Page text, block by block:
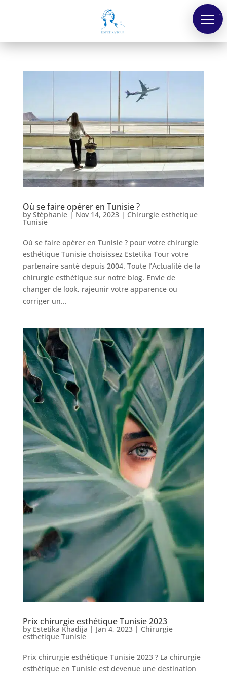
Nos
Tarifs
Nos
chirurgies
Obésité
Nos
chirurgiens
FAQ
Services
cliniques
Nos
articles
Avant
/
Après
Devis
Gratuit
Où se faire opérer en Tunisie ?
by Stéphanie| Nov 14, 2023| Chirurgie esthetique
Tunisie
Où se faire opérer en Tunisie ? pour votre chirurgie
esthétique Tunisie choisissez Estetika Tour votre
partenaire santé depuis 2004. Toute l’Actualité de la
chirurgie esthétique sur notre blog. Envie de
changer de look, rajeunir votre apparence ou
corriger un...
Prix chirurgie esthétique Tunisie 2023
by Estetika Khadija | Jan 4, 2023| Chirurgie
esthetique Tunisie
Prix chirurgie esthétique Tunisie 2023 ? La chirurgie
esthétique en Tunisie est devenue une destination